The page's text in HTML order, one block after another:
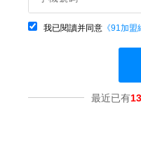
我已閱讀并同意 《91加盟
最近已有